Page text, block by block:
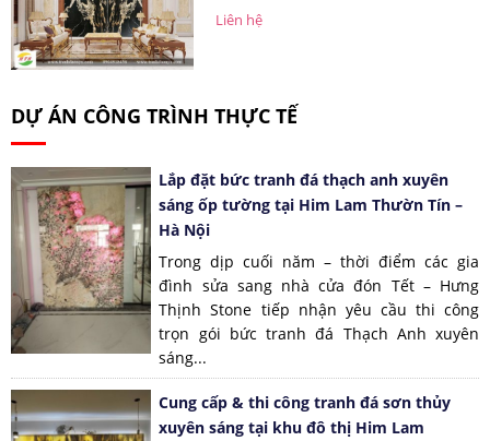
Liên hệ
DỰ ÁN CÔNG TRÌNH THỰC TẾ
Lắp đặt bức tranh đá thạch anh xuyên
sáng ốp tường tại Him Lam Thườn Tín –
Hà Nội
Trong dịp cuối năm – thời điểm các gia
đình sửa sang nhà cửa đón Tết – Hưng
Thịnh Stone tiếp nhận yêu cầu thi công
trọn gói bức tranh đá Thạch Anh xuyên
sáng...
Cung cấp & thi công tranh đá sơn thủy
xuyên sáng tại khu đô thị Him Lam